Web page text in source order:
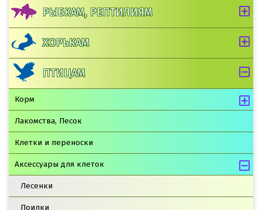
РЫБКАМ, РЕПТИЛИЯМ
ХОРЬКАМ
ПТИЦАМ
Корм
Лакомства, Песок
Клетки и переноски
Аксессуары для клеток
Лесенки
Поилки